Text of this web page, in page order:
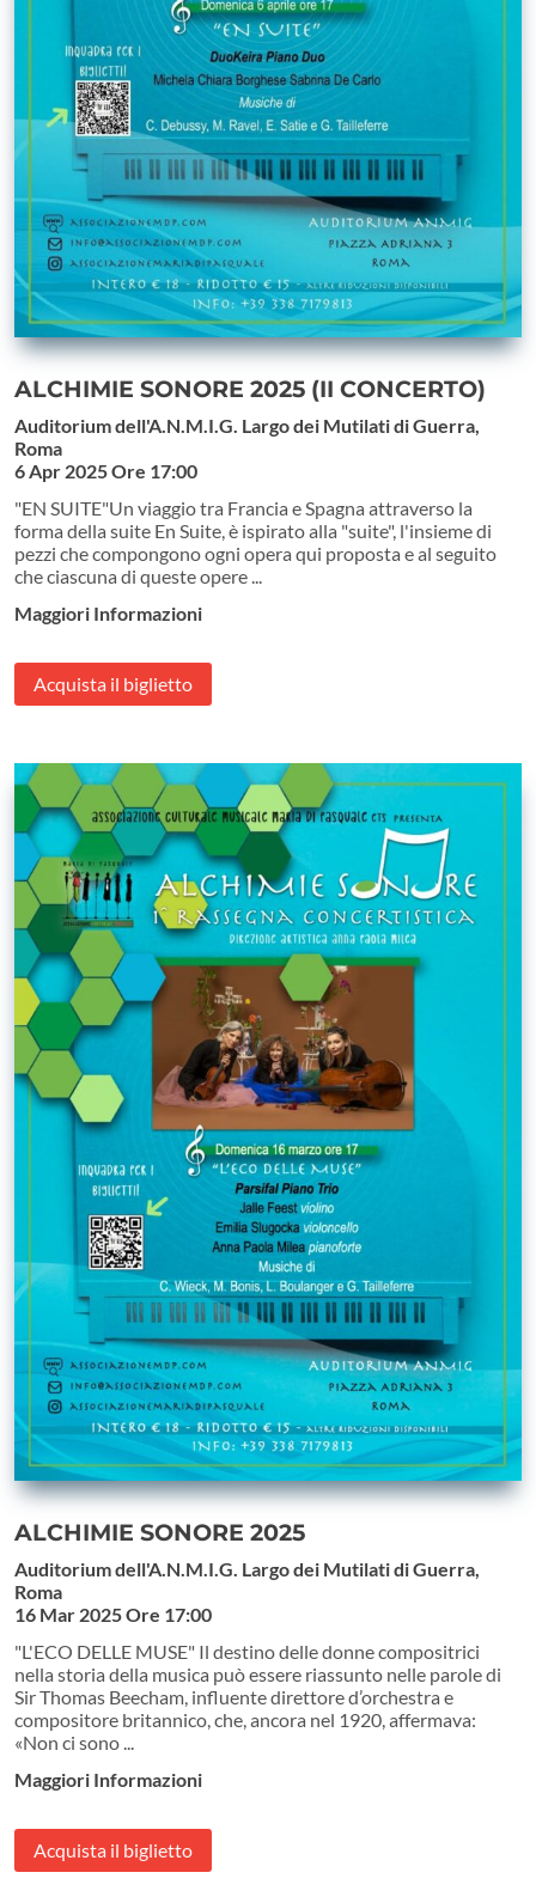
ALCHIMIE SONORE 2025 (II CONCERTO)
Auditorium dell'A.N.M.I.G. Largo dei Mutilati di Guerra,
Roma
6 Apr 2025Ore 17:00
"EN SUITE"Un viaggio tra Francia e Spagna attraverso la
forma della suite En Suite, è ispirato alla "suite", l'insieme di
pezzi che compongono ogni opera qui proposta e al seguito
che ciascuna di queste opere ...
Maggiori Informazioni
Acquista il biglietto
ALCHIMIE SONORE 2025
Auditorium dell'A.N.M.I.G. Largo dei Mutilati di Guerra,
Roma
16 Mar 2025Ore 17:00
"L'ECO DELLE MUSE" Il destino delle donne compositrici
nella storia della musica può essere riassunto nelle parole di
Sir Thomas Beecham, influente direttore d’orchestra e
compositore britannico, che, ancora nel 1920, affermava:
«Non ci sono ...
Maggiori Informazioni
Acquista il biglietto